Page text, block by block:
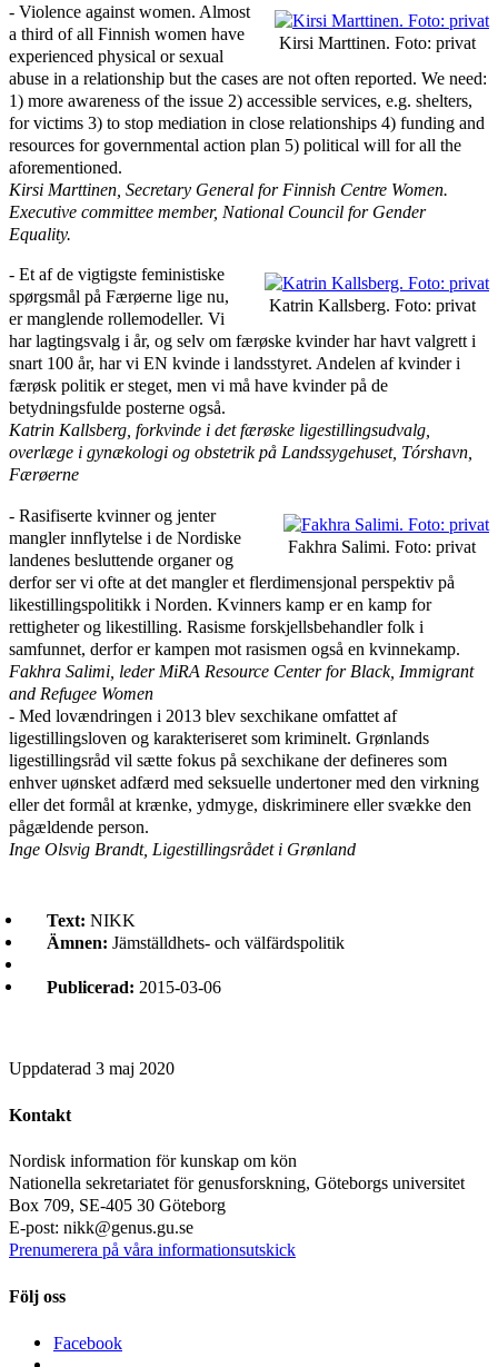
Kirsi Marttinen. Foto: privat
‑ Violence against women. Almost
a third of all Finnish women have
experienced physical or sexual
abuse in a relationship but the cases are not often reported. We need:
1) more awareness of the issue 2) accessible services, e.g. shelters,
for victims 3) to stop mediation in close relationships 4) funding and
resources for governmental action plan 5) political will for all the
aforementioned.
Kirsi Marttinen, Secretary General for Finnish Centre Women.
Executive committee member, National Council for Gender
Equality.
Katrin Kallsberg. Foto: privat
‑ Et af de vigtigste feministiske
spørgsmål på Færøerne lige nu,
er manglende rollemodeller. Vi
har lagtingsvalg i år, og selv om færøske kvinder har havt valgrett i
snart 100 år, har vi EN kvinde i landsstyret. Andelen af kvinder i
færøsk politik er steget, men vi må have kvinder på de
betydningsfulde posterne også.
Katrin Kallsberg, forkvinde i det færøske ligestillingsudvalg,
overlæge i gynækologi og obstetrik på Landssygehuset, Tórshavn,
Færøerne
Fakhra Salimi. Foto: privat
‑ Rasifiserte kvinner og jenter
mangler innflytelse i de Nordiske
landenes besluttende organer og
derfor ser vi ofte at det mangler et flerdimensjonal perspektiv på
likestillingspolitikk i Norden. Kvinners kamp er en kamp for
rettigheter og likestilling. Rasisme forskjellsbehandler folk i
samfunnet, derfor er kampen mot rasismen også en kvinnekamp.
Fakhra Salimi, leder MiRA Resource Center for Black, Immigrant
and Refugee Women
‑ Med lovændringen i 2013 blev sexchikane omfattet af
ligestillingsloven og karakteriseret som kriminelt. Grønlands
ligestillingsråd vil sætte fokus på sexchikane der defineres som
enhver uønsket adfærd med seksuelle undertoner med den virkning
eller det formål at krænke, ydmyge, diskriminere eller svække den
pågældende person.
Inge Olsvig Brandt, Ligestillingsrådet i Grønland
Text: NIKK
Ämnen: Jämställdhets- och välfärdspolitik
Publicerad: 2015-03-06
Uppdaterad 3 maj 2020
Kontakt
Nordisk information för kunskap om kön
Nationella sekretariatet för genusforskning, Göteborgs universitet
Box 709, SE-405 30 Göteborg
E-post: nikk@genus.gu.se
Prenumerera på våra informationsutskick
Följ oss
Facebook